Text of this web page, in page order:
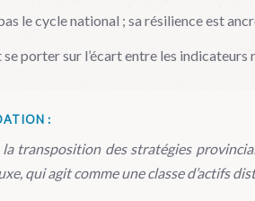
le cycle national ; sa résilience est
se porter sur l’écart entre les
:
transposition des stratégies
qui agit comme une classe d’actifs